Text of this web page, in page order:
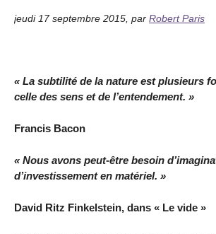
jeudi 17 septembre 2015 par Robert Paris
« La subtilité de la nature est plusieurs
celle des sens et de l’entendement. »
Francis Bacon
« Nous avons peut-être besoin
d’investissement en matériel. »
David Ritz Finkelstein, dans « Le vide »